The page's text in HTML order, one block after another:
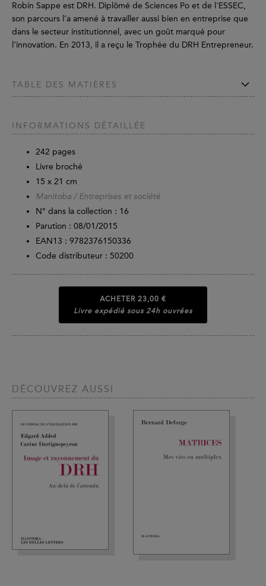
Robin Sappe est DRH. Diplômé de Sciences Po et de l'ESSEC,
son parcours l’a amené à travailler aussi bien en entreprise que
dans le secteur institutionnel, avec un goût marqué pour
l’innovation. En 2013, il a reçu le Trophée du DRH Entrepreneur.
TABLE DES MATIÈRES
INFORMATIONS DÉTAILLÉE
242 pages
Livre broché
15 x 21 cm
Manitoba / Entreprises et société
N° dans la collection : 16
Parution : 08/01/2015
EAN13 : 9782376150336
Code distributeur : 50200
ACHETER 23,00 €
Livre expédié sous 24h ouvrées
DÉCOUVREZ AUSSI